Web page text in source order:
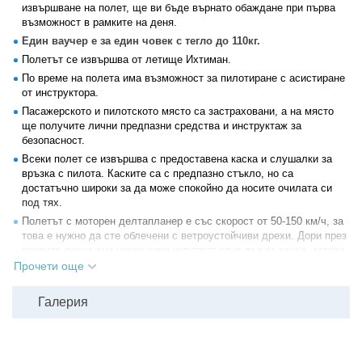
извършване на полет, ще ви бъде върнато обаждане при първа
възможност в рамките на деня.
Един ваучер е за един човек с тегло до 110кг.
Полетът се извършва от летище Ихтиман.
По време на полета има възможност за пилотиране с асистиране
от инструктора.
Пасажерското и пилотското място са застраховани, а на място
ще получите лични предпазни средства и инструктаж за
безопасност.
Всеки полет се извършва с предоставена каска и слушалки за
връзка с пилота. Каските са с предпазно стъкло, но са
достатъчно широки за да може спокойно да носите очилата си
под тях.
Полетът с моторен делтапланер е със скорост от 50-150 км/ч, за
това е нужно да сте облечени с ветроустойчиви дрехи. Дори през
помислете и за дълъг панталон.
дрехи. Ръкавиците в тези дни са силно препоръчителни.
Прочети още
Галерия